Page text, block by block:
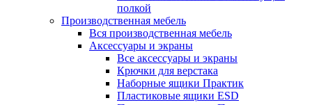
полкой
Производственная мебель
Вся производственная мебель
Аксессуары и экраны
Все аксессуары и экраны
Крючки для верстака
Наборные ящики Практик
Пластиковые ящики ESD